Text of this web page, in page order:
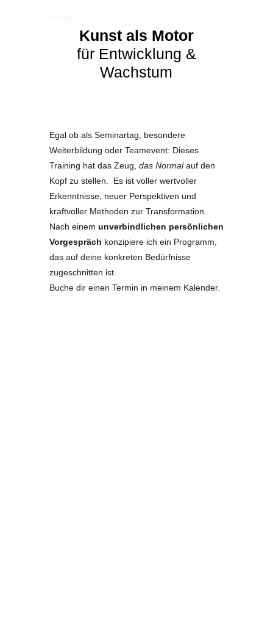
Kunst als Motor
für Entwicklung &
Wachstum
Egal ob als Seminartag, besondere
Weiterbildung oder Teamevent: Dieses
Training hat das Zeug, das Normalauf den
Kopf zu stellen. Es ist voller wertvoller
Erkenntnisse, neuer Perspektiven und
kraftvoller Methoden zur Transformation.
Nach einem unverbindlichen persönlichen
Vorgespräch konzipiere ich ein Programm,
das auf deine konkreten Bedürfnisse
zugeschnitten ist.
Buche dir einen Termin in meinem Kalender.